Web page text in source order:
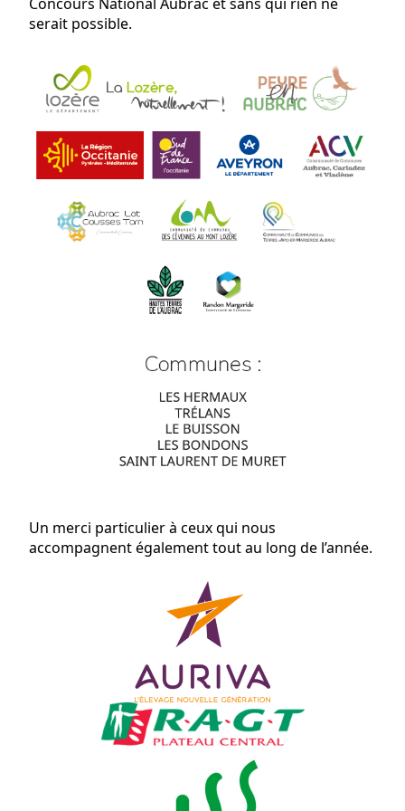
serait possible.
Un merci particulier à ceux qui nous
accompagnent également tout au long de l’année.